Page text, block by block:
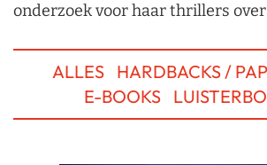
onderzoek voor haar thrillers
ALLES
HARDBACKS /
E-BOOKS